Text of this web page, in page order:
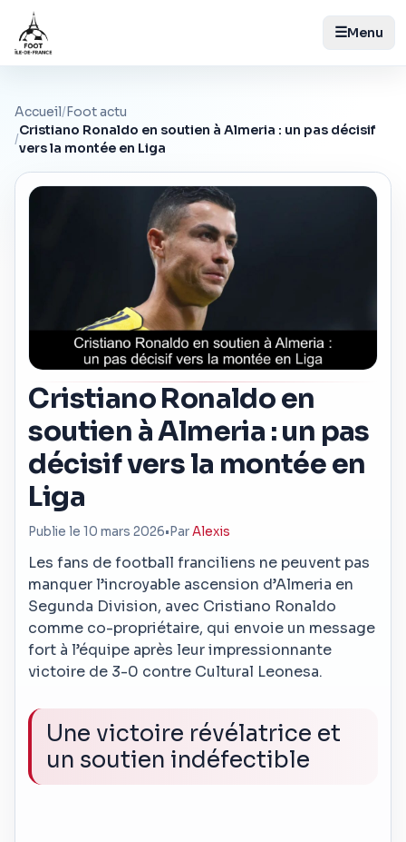
☰Menu
Accueil/Foot actu
/
Cristiano Ronaldo en soutien à Almeria : un pas décisif
vers la montée en Liga
Cristiano Ronaldo en
soutien à Almeria : un pas
décisif vers la montée en
Liga
Publie le 10 mars 2026• ParAlexis
Les fans de football franciliens ne peuvent pas
manquer l’incroyable ascension d’Almeria en
Segunda Division, avec Cristiano Ronaldo
comme co-propriétaire, qui envoie un message
fort à l’équipe après leur impressionnante
victoire de 3-0 contre Cultural Leonesa.
Une victoire révélatrice et
un soutien indéfectible